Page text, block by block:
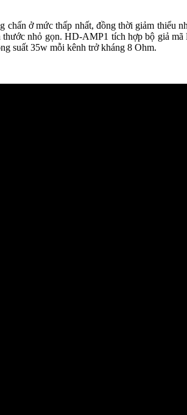
ở mức thấp nhất, đồng thời giảm thiểu
nhỏ gọn. HD-AMP1 tích hợp bộ giả
suất 35w mỗi kênh trở kháng 8 Ohm.